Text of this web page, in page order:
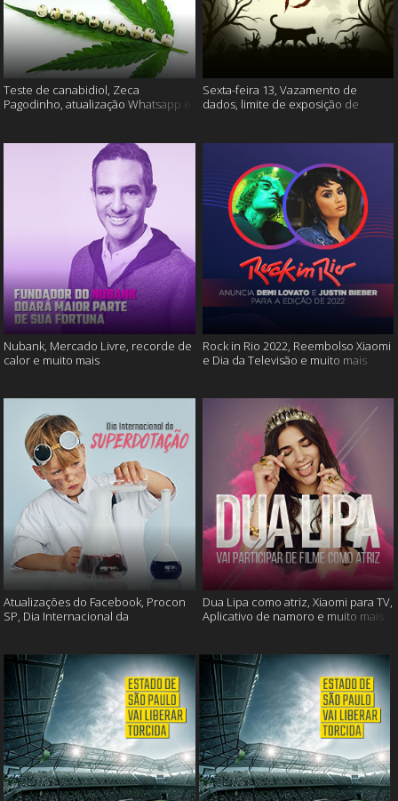
Teste de canabidiol, Zeca
Pagodinho, atualização Whatsapp e
Sexta-feira 13, Vazamento de
dados, limite de exposição de
Nubank, Mercado Livre, recorde de
calor e muito mais
Rock in Rio 2022, Reembolso Xiaomi
e Dia da Televisão e muito mais
Atualizações do Facebook, Procon
SP, Dia Internacional da
Dua Lipa como atriz, Xiaomi para TV,
Aplicativo de namoro e muito mais